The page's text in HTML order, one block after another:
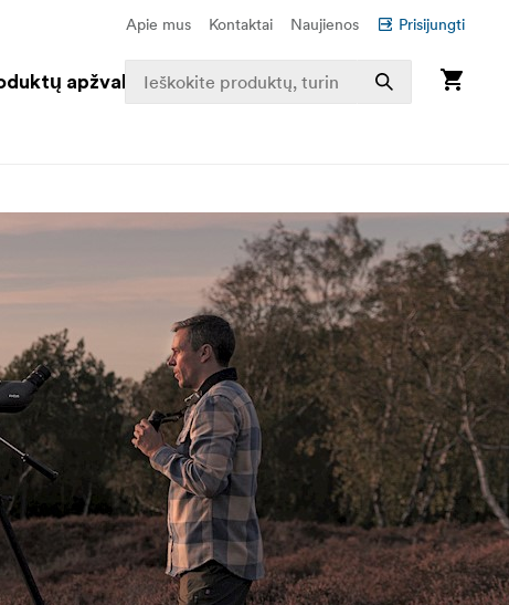
Apie mus Kontaktai Naujienos Prisijungti
apžvalga